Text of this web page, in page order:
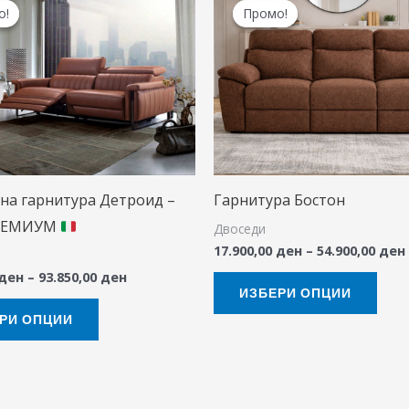
гарнитура Детроид –
– 93.850,00 ден
71.260,00 ден
93.850,00 ден
ОПЦИИ
has
multiple
variants.
The
options
may
be
the
page
Промо!
Промо!
Гарнитура Бостон
Двоседи
17.900,00 ден – 54.900,00 ден
ИЗБЕРИ ОПЦИИ
has
The
may
on